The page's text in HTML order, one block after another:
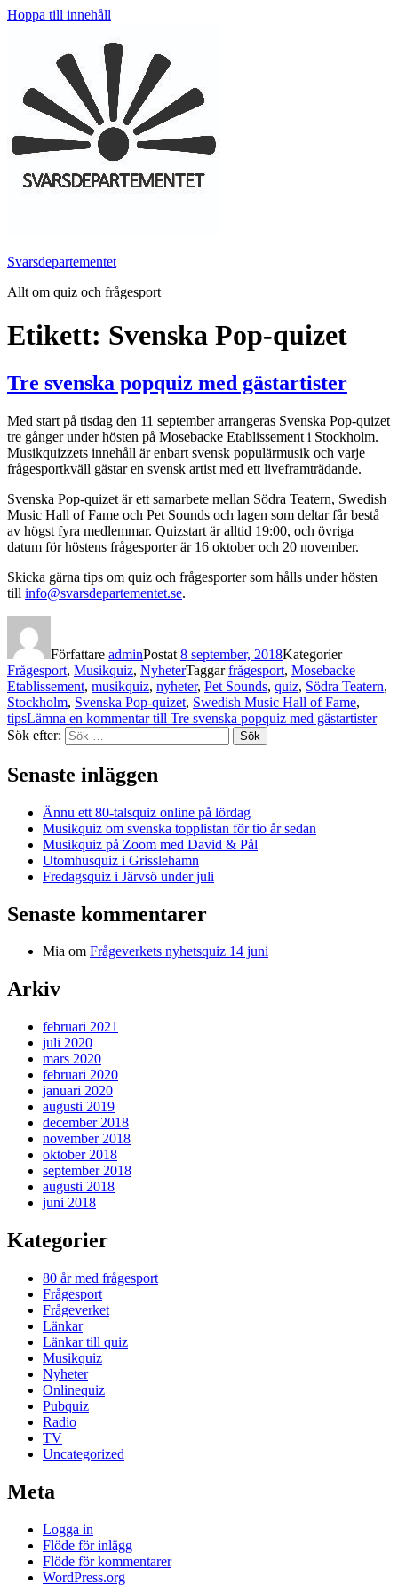
Hoppa till innehåll
Svarsdepartementet
Allt om quiz och frågesport
Etikett: Svenska Pop-quizet
Tre svenska popquiz med gästartister
Med start på tisdag den 11 september arrangeras Svenska Pop-quizet
tre gånger under hösten på Mosebacke Etablissement i Stockholm.
Musikquizzets innehåll är enbart svensk populärmusik och varje
frågesportkväll gästar en svensk artist med ett liveframträdande.
Svenska Pop-quizet är ett samarbete mellan Södra Teatern, Swedish
Music Hall of Fame och Pet Sounds och lagen som deltar får bestå
av högst fyra medlemmar. Quizstart är alltid 19:00, och övriga
datum för höstens frågesporter är 16 oktober och 20 november.
Skicka gärna tips om quiz och frågesporter som hålls under hösten
till info@svarsdepartementet.se.
Författare adminPostat 8 september, 2018Kategorier
Frågesport, Musikquiz, NyheterTaggarfrågesport, Mosebacke
Etablissement, musikquiz, nyheter, Pet Sounds, quiz, Södra Teatern,
Stockholm, Svenska Pop-quizet, Swedish Music Hall of Fame,
tipsLämna en kommentartill Tre svenska popquiz med gästartister
Sök efter:
Sök
Senaste inläggen
Ännu ett 80-talsquiz online på lördag
Musikquiz om svenska topplistan för tio år sedan
Musikquiz på Zoom med David & Pål
Utomhusquiz i Grisslehamn
Fredagsquiz i Järvsö under juli
Senaste kommentarer
Mia om Frågeverkets nyhetsquiz 14 juni
Arkiv
februari 2021
juli 2020
mars 2020
februari 2020
januari 2020
augusti 2019
december 2018
november 2018
oktober 2018
september 2018
augusti 2018
juni 2018
Kategorier
80 år med frågesport
Frågesport
Frågeverket
Länkar
Länkar till quiz
Musikquiz
Nyheter
Onlinequiz
Pubquiz
Radio
TV
Uncategorized
Meta
Logga in
Flöde för inlägg
Flöde för kommentarer
WordPress.org